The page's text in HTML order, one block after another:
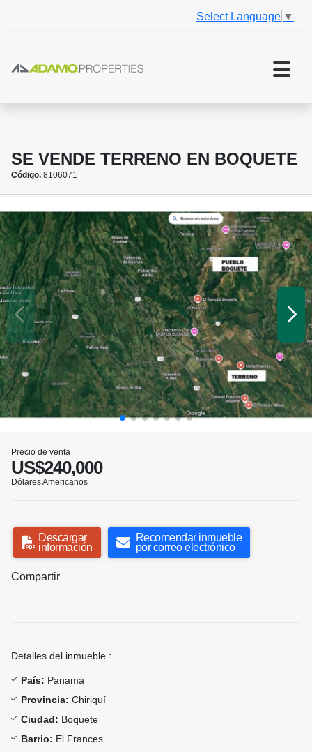
Select Language ▼
SE VENDE TERRENO EN BOQUETE
Código. 8106071
Precio de venta
US$240,000
Dólares Americanos
Descargar
información
Recomendar inmueble
por correo electrónico
Compartir
Detalles del inmueble :
País: Panamá
Provincia: Chiriquí
Ciudad: Boquete
Barrio: El Frances